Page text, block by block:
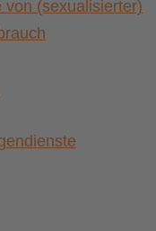
von (sexualisierter)